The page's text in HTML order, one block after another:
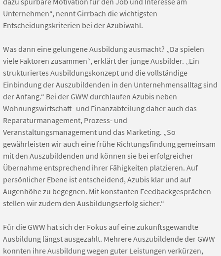
Unternehmen“, nennt Girrbach die wichtigsten
Entscheidungskriterien bei der Azubiwahl.
Was dann eine gelungene Ausbildung ausmacht? „Da spielen
viele Faktoren zusammen“, erklärt der junge Ausbilder. „Ein
strukturiertes Ausbildungskonzept und die vollständige
Einbindung der Auszubildenden in den Unternehmensalltag sind
der Anfang.“ Bei der GWW durchlaufen Azubis neben
Wohnungswirtschaft- und Finanzabteilung daher auch das
Reparaturmanagement, Prozess- und
Veranstaltungsmanagement und das Marketing. „So
gewährleisten wir auch eine frühe Richtungsfindung gemeinsam
mit den Auszubildenden und können sie bei erfolgreicher
Übernahme entsprechend ihrer Fähigkeiten platzieren. Auf
persönlicher Ebene ist entscheidend, Azubis klar und auf
Augenhöhe zu begegnen. Mit konstanten Feedbackgesprächen
stellen wir zudem den Ausbildungserfolg sicher.“
Für die GWW hat sich der Fokus auf eine zukunftsgewandte
Ausbildung längst ausgezahlt. Mehrere Auszubildende der GWW
konnten ihre Ausbildung wegen guter Leistungen verkürzen,